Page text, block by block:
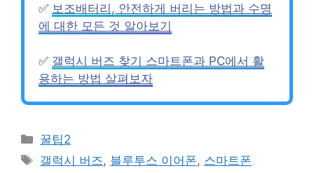
✅ 보조배터리, 안전하게 버리는 방법과 수명
에 대한 모든 것 알아보기
✅ 갤럭시 버즈 찾기 스마트폰과 PC에서 활
용하는 방법 살펴보자
Categories
꿀팁2
Tags
갤럭시 버즈 , 블루투스 이어폰, 스마트폰